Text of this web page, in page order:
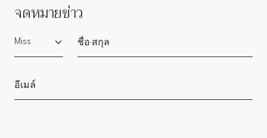
จดหมายข่าว
Salutation